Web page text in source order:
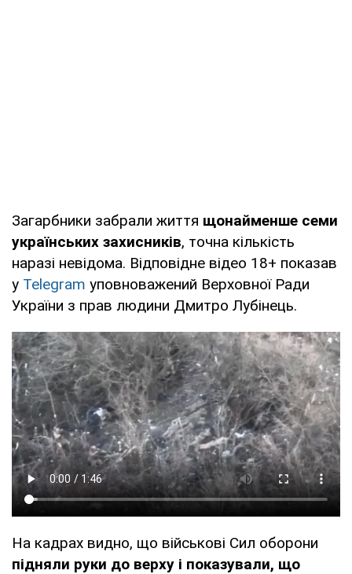
Загарбники забрали життя щонайменше семи
українських захисників, точна кількість
наразі невідома. Відповідне відео 18+ показав
у Telegram уповноважений Верховної Ради
України з прав людини Дмитро Лубінець.
На кадрах видно, що військові Сил оборони
підняли руки до верху і показували, що